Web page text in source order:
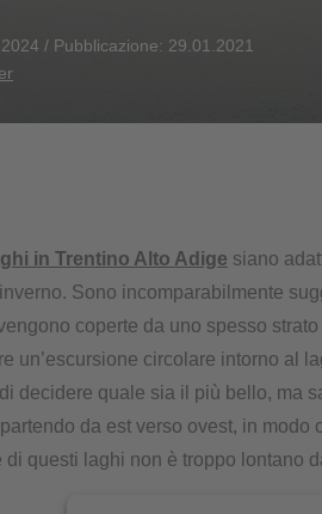
/ Pubblicazione: 29.01.2021
in Trentino Alto Adige siano
Sono incomparabilmente
coperte da uno spesso
un’escursione circolare intorno al
decidere quale sia il più bello, ma
da est verso ovest, in
questi laghi non è troppo lontano